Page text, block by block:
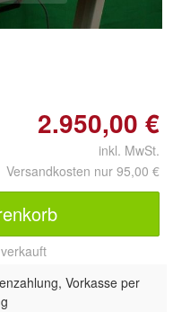
2.950,00 €
inkl. MwSt.
Versandkosten nur 95,00 €
verkauft
Vorkasse per